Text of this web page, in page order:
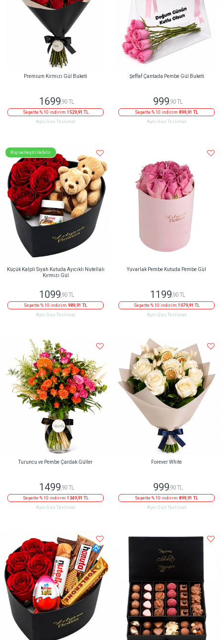
Premium Kırmızı Gül Buketi
1699,90 TL
Sepette % 10 indirim 1529,91 TL
Aynı Gün Teslimat
Şeffaf Çantada Pembe Gül Buketi
999,90 TL
Sepette % 10 indirim 899,91 TL
Aynı Gün Teslimat
Kişiselleştirilebilir
Küçük Kalpli Siyah Kutuda Ayıcıklı Nutellalı
Kırmızı Gül
1099 ,90 TL
Sepette % 10 indirim 989,91 TL
Aynı Gün Teslimat
Yuvarlak Pembe Kutuda Pembe Gül
1199 ,90 TL
Sepette % 10 indirim 1079,91 TL
Aynı Gün Teslimat
Turuncu ve Pembe Çardak Güller
1499,90 TL
Sepette % 10 indirim 1349,91 TL
Aynı Gün Teslimat
Forever White
999,90 TL
Sepette % 10 indirim 899,91 TL
Aynı Gün Teslimat